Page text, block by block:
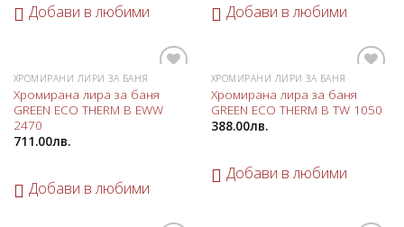
Добави в любими Добави в любими
любими
ХРОМИРАНИ ЛИРИ ЗА БАНЯ
Хромирана лира за баня
GREEN ECO THERM B EWW
2470
711.00лв.
Добави в любими
любими
ХРОМИРАНИ ЛИРИ ЗА БАНЯ
Хромирана лира за баня
GREEN ECO THERM B TW 1050
388.00лв.
Добави в любими